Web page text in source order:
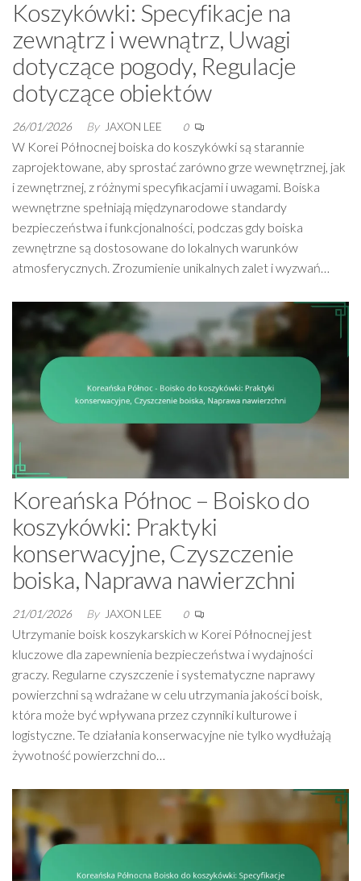
Koszykówki: Specyfikacje na
zewnątrz i wewnątrz, Uwagi
dotyczące pogody, Regulacje
dotyczące obiektów
26/01/2026 By JAXON LEE 0
W Korei Północnej boiska do koszykówki są starannie
zaprojektowane, aby sprostać zarówno grze wewnętrznej, jak
i zewnętrznej, z różnymi specyfikacjami i uwagami. Boiska
wewnętrzne spełniają międzynarodowe standardy
bezpieczeństwa i funkcjonalności, podczas gdy boiska
zewnętrzne są dostosowane do lokalnych warunków
atmosferycznych. Zrozumienie unikalnych zalet i wyzwań…
Koreańska Północ – Boisko do
koszykówki: Praktyki
konserwacyjne, Czyszczenie
boiska, Naprawa nawierzchni
21/01/2026 By JAXON LEE 0
Utrzymanie boisk koszykarskich w Korei Północnej jest
kluczowe dla zapewnienia bezpieczeństwa i wydajności
graczy. Regularne czyszczenie i systematyczne naprawy
powierzchni są wdrażane w celu utrzymania jakości boisk,
która może być wpływana przez czynniki kulturowe i
logistyczne. Te działania konserwacyjne nie tylko wydłużają
żywotność powierzchni do…